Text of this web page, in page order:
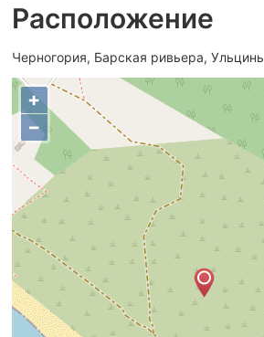
Расположение
Черногория, Барская ривьера, Ульцинь
+
−